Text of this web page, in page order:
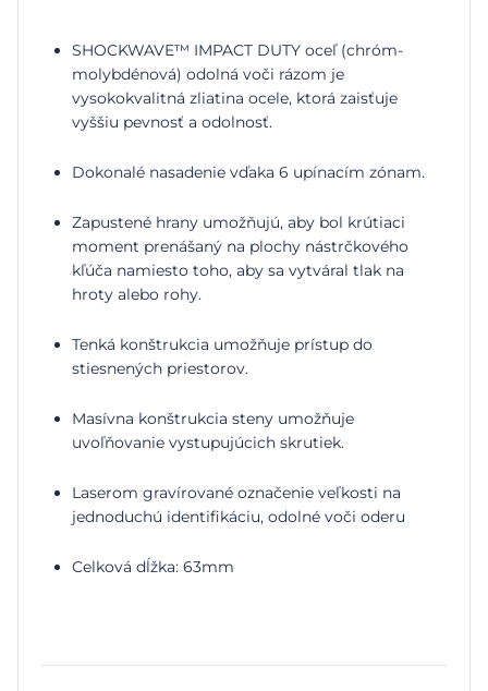
SHOCKWAVE™ IMPACT DUTY oceľ (chróm-
molybdénová) odolná voči rázom je
vysokokvalitná zliatina ocele, ktorá zaisťuje
vyššiu pevnosť a odolnosť.
Dokonalé nasadenie vďaka 6 upínacím zónam.
Zapustené hrany umožňujú, aby bol krútiaci
moment prenášaný na plochy nástrčkového
kľúča namiesto toho, aby sa vytváral tlak na
hroty alebo rohy.
Tenká konštrukcia umožňuje prístup do
stiesnených priestorov.
Masívna konštrukcia steny umožňuje
uvoľňovanie vystupujúcich skrutiek.
Laserom gravírované označenie veľkosti na
jednoduchú identifikáciu, odolné voči oderu
Celková dĺžka: 63mm